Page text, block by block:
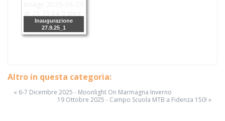
Inaugurazione
27.9.25_1
Altro in questa categoria:
« 6-7 Dicembre 2025 - Moonlight On Marmagna Inverno
19 Ottobre 2025 - Campo Scuola MTB a Fidenza 150! »